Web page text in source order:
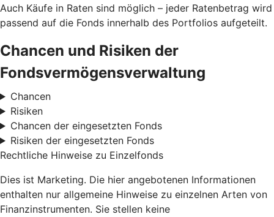
Auch Käufe in Raten sind möglich – jeder Ratenbetrag wird
passend auf die Fonds innerhalb des Portfolios aufgeteilt.
Chancen und Risiken der
Fondsvermögensverwaltung
Chancen
Risiken
Chancen der eingesetzten Fonds
Risiken der eingesetzten Fonds
Rechtliche Hinweise zu Einzelfonds
Dies ist Marketing. Die hier angebotenen Informationen
enthalten nur allgemeine Hinweise zu einzelnen Arten von
Finanzinstrumenten. Sie stellen keine